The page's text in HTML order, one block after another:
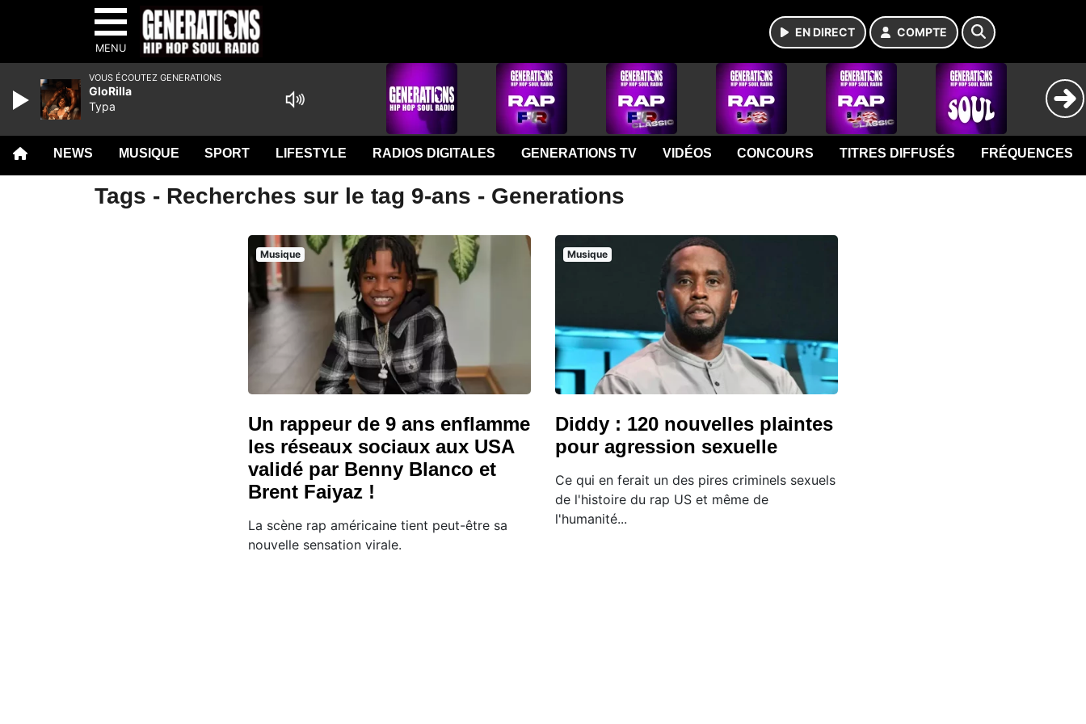
MENU
EN DIRECT COMPTE
NEWS MUSIQUE SPORT LIFESTYLE RADIOS DIGITALES GENERATIONS TV VIDÉOS CONCOURS TITRES DIFFUSÉS FRÉQUENCES
Tags - Recherches sur le tag 9-ans - Generations
Musique
Un rappeur de 9 ans enflamme
les réseaux sociaux aux USA
validé par Benny Blanco et
Brent Faiyaz !
La scène rap américaine tient peut-être sa
nouvelle sensation virale.
Musique
Diddy : 120 nouvelles plaintes
pour agression sexuelle
Ce qui en ferait un des pires criminels sexuels
de l'histoire du rap US et même de
l'humanité...
VOUS ÉCOUTEZ GENERATIONS
GloRilla
Typa